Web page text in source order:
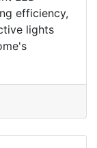
efficiency,
lights